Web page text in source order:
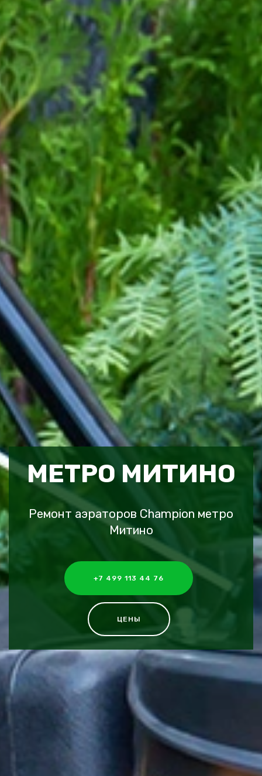
МЕТРО МИТИНО
Ремонт аэраторов Champion метро
Митино
+7 499 113 44 76
ЦЕНЫ